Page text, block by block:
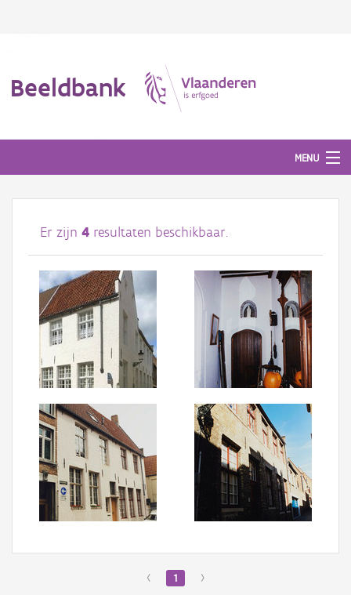
Beeldbank
MENU
Afbeeldingen
#BeeldIndeKijker
Hergebruik
Over ons
Aanmelden
Er zijn 4 resultaten beschikbaar.
‹ 1 ›